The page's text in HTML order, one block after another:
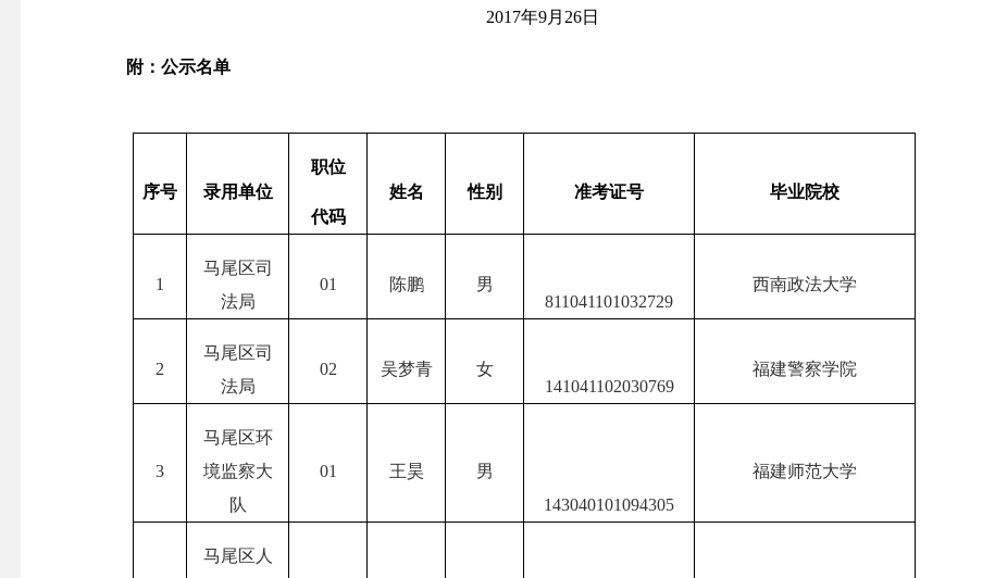
2017年9月26日
附：公示名单
序号 录用单位
职位
姓名
性别 准考证号
毕业院校
代码
1
马尾区司
法局
01 陈鹏
男
811041101032729
西南政法大学
2
马尾区司
法局
02 吴梦青
女
141041102030769
福建警察学院
3
马尾区环
境监察大
队
01 王昊
男
143040101094305
福建师范大学
马尾区人